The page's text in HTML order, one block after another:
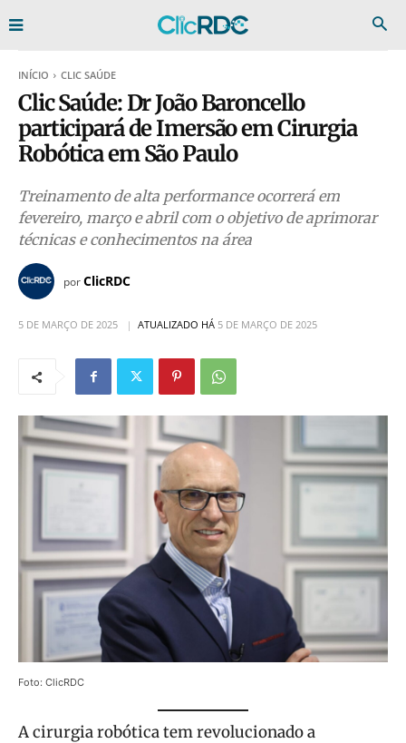
INÍCIO CLIC SAÚDE
Clic Saúde: Dr João Baroncello
participará de Imersão em Cirurgia
Robótica em São Paulo
Treinamento de alta performance ocorrerá em
fevereiro, março e abril com o objetivo de aprimorar
técnicas e conhecimentos na área
porClicRDC
5 DE MARÇO DE 2025 ATUALIZADO HÁ 5 DE MARÇO DE 2025
Foto: ClicRDC
A cirurgia robótica tem revolucionado a